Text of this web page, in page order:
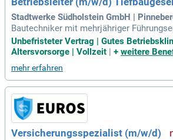
Stadtwerke Südholstein GmbH |
Bautechniker mit mehrjähriger
u; Mehrjährige Berufserfahrung,
us dem energiewirtschaftlichen Bereich;
nsstärke, Empathie und
Unbefristeter Vertrag | Gutes
Altersvorsorge | Vollzeit
+ weitere
mehr erfahren
Versicherungsspezialist (m/w/d)